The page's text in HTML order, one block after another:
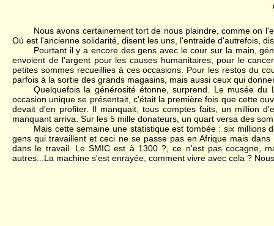
Nous avons certainement tort de nous plaindre, comme on
Où est l'ancienne solidarité, disent les uns, l'entraide d'autrefois,
Pourtant il y a encore des gens avec le cour sur la main,
envoient de l'argent pour les causes humanitaires, pour le
petites sommes recueillies à ces occasions. Pour les restos du
parfois à la sortie des grands magasins, mais aussi ceux qui
Quelquefois la générosité étonne, surprend. Le musée
occasion unique se présentait, c'était la première fois que cette
devait d'en profiter. Il manquait, tous comptes faits, un million
manquant arriva. Sur les 5 mille donateurs, un quart versa des
Mais cette semaine une statistique est tombée : six
gens qui travaillent et ceci ne se passe pas en Afrique mais
dans le travail. Le SMIC est à 1300 ?, ce n'est pas cocagne,
autres...La machine s'est enrayée, comment vivre avec cela ?